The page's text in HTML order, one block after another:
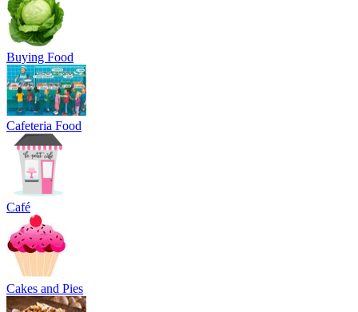
Buying Food
Cafeteria Food
Café
Cakes and Pies